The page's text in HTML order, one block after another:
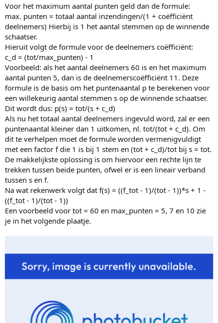
Voor het maximum aantal punten geld dan de formule:
max. punten = totaal aantal inzendingen/(1 + coëfficiënt
deelnemers) Hierbij is 1 het aantal stemmen op de winnende
schaatser.
Hieruit volgt de formule voor de deelnemers coëfficiënt:
c_d = (tot/max_punten) - 1
Voorbeeld: als het aantal deelnemers 60 is en het maximum
aantal punten 5, dan is de deelnemerscoëfficiënt 11. Deze
formule is de basis om het puntenaantal p te berekenen voor
een willekeurig aantal stemmen s op de winnende schaatser.
Dit wordt dus: p(s) = tot/(s + c_d)
Als nu het totaal aantal deelnemers ingevuld word, zal er een
puntenaantal kleiner dan 1 uitkomen, nl. tot/(tot + c_d). Om
dit te verhelpen moet de formule worden vermenigvuldigt
met een factor f die 1 is bij 1 stem en (tot + c_d)/tot bij s = tot.
De makkelijkste oplossing is om hiervoor een rechte lijn te
trekken tussen beide punten, ofwel er is een lineair verband
tussen s en f.
Na wat rekenwerk volgt dat f(s) = ((f_tot - 1)/(tot - 1))*s + 1 -
((f_tot - 1)/(tot - 1))
Een voorbeeld voor tot = 60 en max_punten = 5, 7 en 10 zie
je in het volgende plaatje.